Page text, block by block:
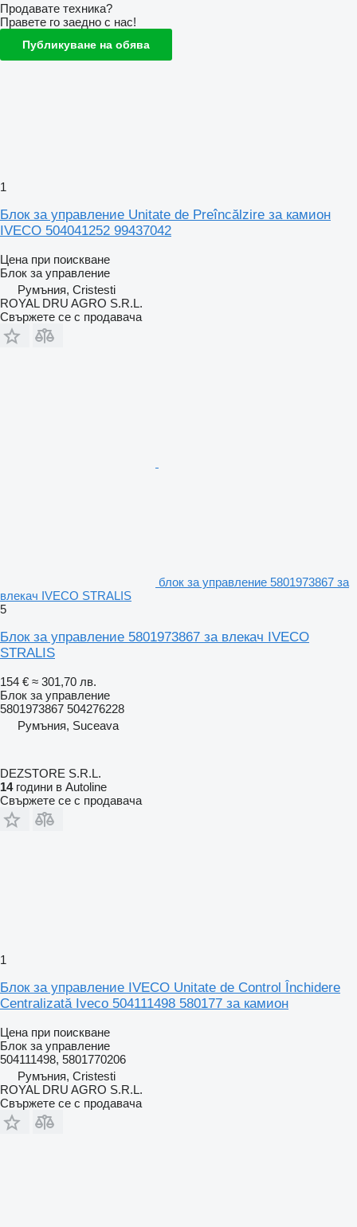
Продавате техника?
Правете го заедно с нас!
Публикуване на обява
1
Блок за управление Unitate de Preîncălzire за камион
IVECO 504041252 99437042
Цена при поискване
Блок за управление
Румъния, Cristesti
ROYAL DRU AGRO S.R.L.
Свържете се с продавача
блок за управление 5801973867 за
влекач IVECO STRALIS
5
Блок за управление 5801973867 за влекач IVECO
STRALIS
154 € ≈ 301,70 лв.
Блок за управление
5801973867 504276228
Румъния, Suceava
DEZSTORE S.R.L.
14години в Autoline
Свържете се с продавача
1
Блок за управление IVECO Unitate de Control Închidere
Centralizată Iveco 504111498 580177 за камион
Цена при поискване
Блок за управление
504111498, 5801770206
Румъния, Cristesti
ROYAL DRU AGRO S.R.L.
Свържете се с продавача